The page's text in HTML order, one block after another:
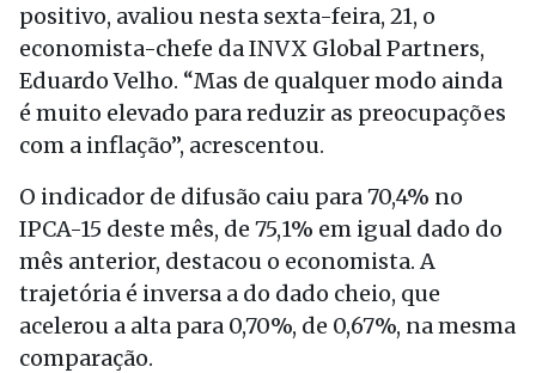
positivo, avaliou nesta sexta-feira, 21, o
economista-chefe da INVX Global Partners,
Eduardo Velho. “Mas de qualquer modo ainda
é muito elevado para reduzir as preocupações
com a inflação”, acrescentou.
O indicador de difusão caiu para 70,4% no
IPCA-15 deste mês, de 75,1% em igual dado do
mês anterior, destacou o economista. A
trajetória é inversa a do dado cheio, que
acelerou a alta para 0,70%, de 0,67%, na mesma
comparação.